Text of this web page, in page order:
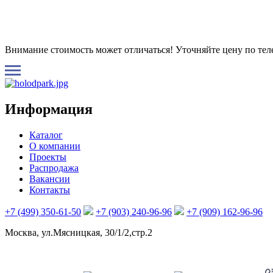
Внимание стоимость может отличаться! Уточняйте цену по
Информация
Каталог
О компании
Проекты
Распродажа
Вакансии
Контакты
+7 (499) 350-61-50 +7 (903) 240-96-96
+7 (909) 162-96-96
Москва, ул.Мясницкая, 30/1/2,стр.2